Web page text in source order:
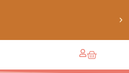
sur ton prochain achat de